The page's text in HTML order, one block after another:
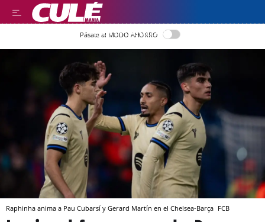
LEER EN CASTELLANO
Pásate al MODO AHORRO
Raphinha anima a Pau Cubarsí y Gerard Martín en el Chelsea-Barça FCB